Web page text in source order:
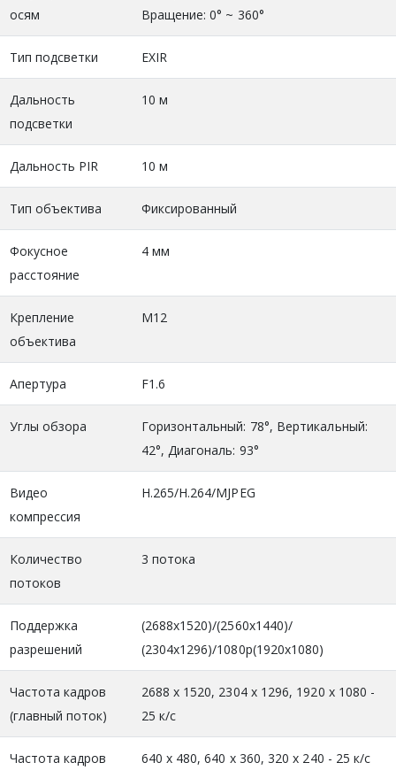
осям
Вращение: 0° ~ 360°
Тип подсветки EXIR
Дальность
подсветки
10 м
Дальность PIR 10 м
Тип объектива Фиксированный
Фокусное
расстояние
4 мм
Крепление
объектива
M12
Апертура F1.6
Углы обзора
Горизонтальный: 78°, Вертикальный:
42°, Диагональ: 93°
Видео
компрессия
H.265/H.264/MJPEG
Количество
потоков
3 потока
Поддержка
разрешений
(2688x1520)/(2560x1440)/
(2304x1296)/1080p(1920x1080)
Частота кадров
(главный поток)
2688 x 1520, 2304 x 1296, 1920 x 1080 -
25 к/с
Частота кадров
640 х 480, 640 х 360, 320 х 240 - 25 к/с